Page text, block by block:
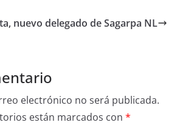
nuevo delegado de Sagarpa NL
electrónico no será publicada.
están marcados con *